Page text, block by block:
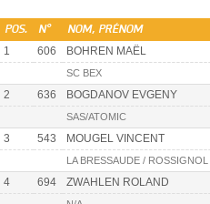
POS. N° NOM, PRÉNOM
1 606 BOHREN MAËL
SC BEX
2 636 BOGDANOV EVGENY
SAS/ATOMIC
3 543 MOUGEL VINCENT
LA BRESSAUDE / ROSSIGNOL
4 694 ZWAHLEN ROLAND